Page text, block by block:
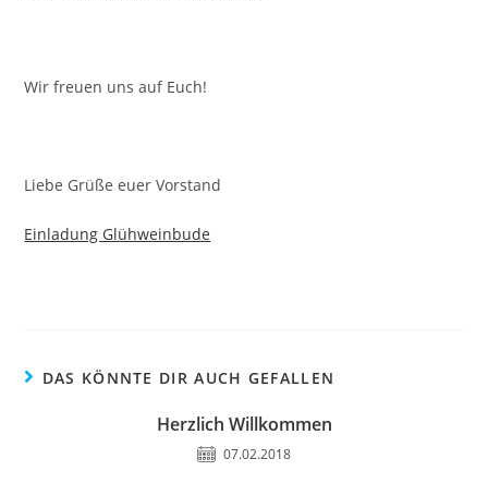
Wir freuen uns auf Euch!
Liebe Grüße euer Vorstand
Einladung Glühweinbude
DAS KÖNNTE DIR AUCH GEFALLEN
Herzlich Willkommen
07.02.2018